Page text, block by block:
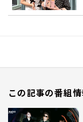
この記事の番組